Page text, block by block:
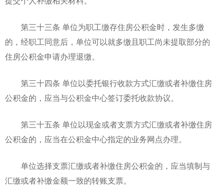
第三十三条 单位为职工缴存住房公积金时，发生多缴
的，经职工同意后，单位可以就多缴且职工尚未提取部分的
住房公积金申请办理退缴。
第三十四条 单位以委托银行收款方式汇缴或者补缴住房
公积金的，应当与公积金中心签订委托收款协议。
第三十五条 单位以现金或者支票方式汇缴或者补缴住房
公积金的，应当在公积金中心指定的业务网点办理。
单位选择支票汇缴或者补缴住房公积金的，应当填制与
汇缴或者补缴金额一致的转账支票。